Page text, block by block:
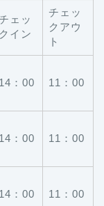
ェッ
クイン
チェッ
クアウ
ト
14：00 11：00
14：00 11：00
14：00 11：00